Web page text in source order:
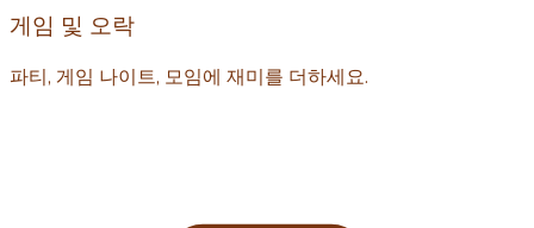
게임 및 오락
파티, 게임 나이트, 모임에 재미를 더하세요.